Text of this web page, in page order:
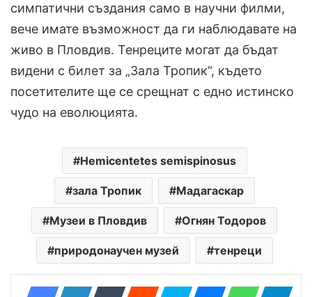
симпатични създания само в научни филми,
вече имате възможност да ги наблюдавате на
живо в Пловдив. Тенреците могат да бъдат
видени с билет за „Зала Тропик“, където
посетителите ще се срещнат с едно истинско
чудо на еволюцията.
Hemicentetes semispinosus
зала Тропик Мадагаскар
Музеи в Пловдив Огнян Тодоров
природонаучен музей тенреци